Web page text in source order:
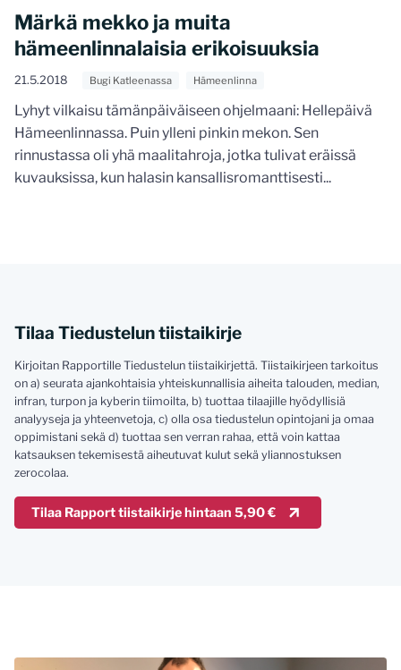
Märkä mekko ja muita
hämeenlinnalaisia erikoisuuksia
21.5.2018 Bugi Katleenassa Hämeenlinna
Lyhyt vilkaisu tämänpäiväiseen ohjelmaani: Hellepäivä
Hämeenlinnassa. Puin ylleni pinkin mekon. Sen
rinnustassa oli yhä maalitahroja, jotka tulivat eräissä
kuvauksissa, kun halasin kansallisromanttisesti...
Tilaa Tiedustelun tiistaikirje
Kirjoitan Rapportille Tiedustelun tiistaikirjettä. Tiistaikirjeen tarkoitus
on a) seurata ajankohtaisia yhteiskunnallisia aiheita talouden, median,
infran, turpon ja kyberin tiimoilta, b) tuottaa tilaajille hyödyllisiä
analyyseja ja yhteenvetoja, c) olla osa tiedustelun opintojani ja omaa
oppimistani sekä d) tuottaa sen verran rahaa, että voin kattaa
katsauksen tekemisestä aiheutuvat kulut sekä yliannostuksen
zerocolaa.
Tilaa Rapport tiistaikirje hintaan 5,90 €